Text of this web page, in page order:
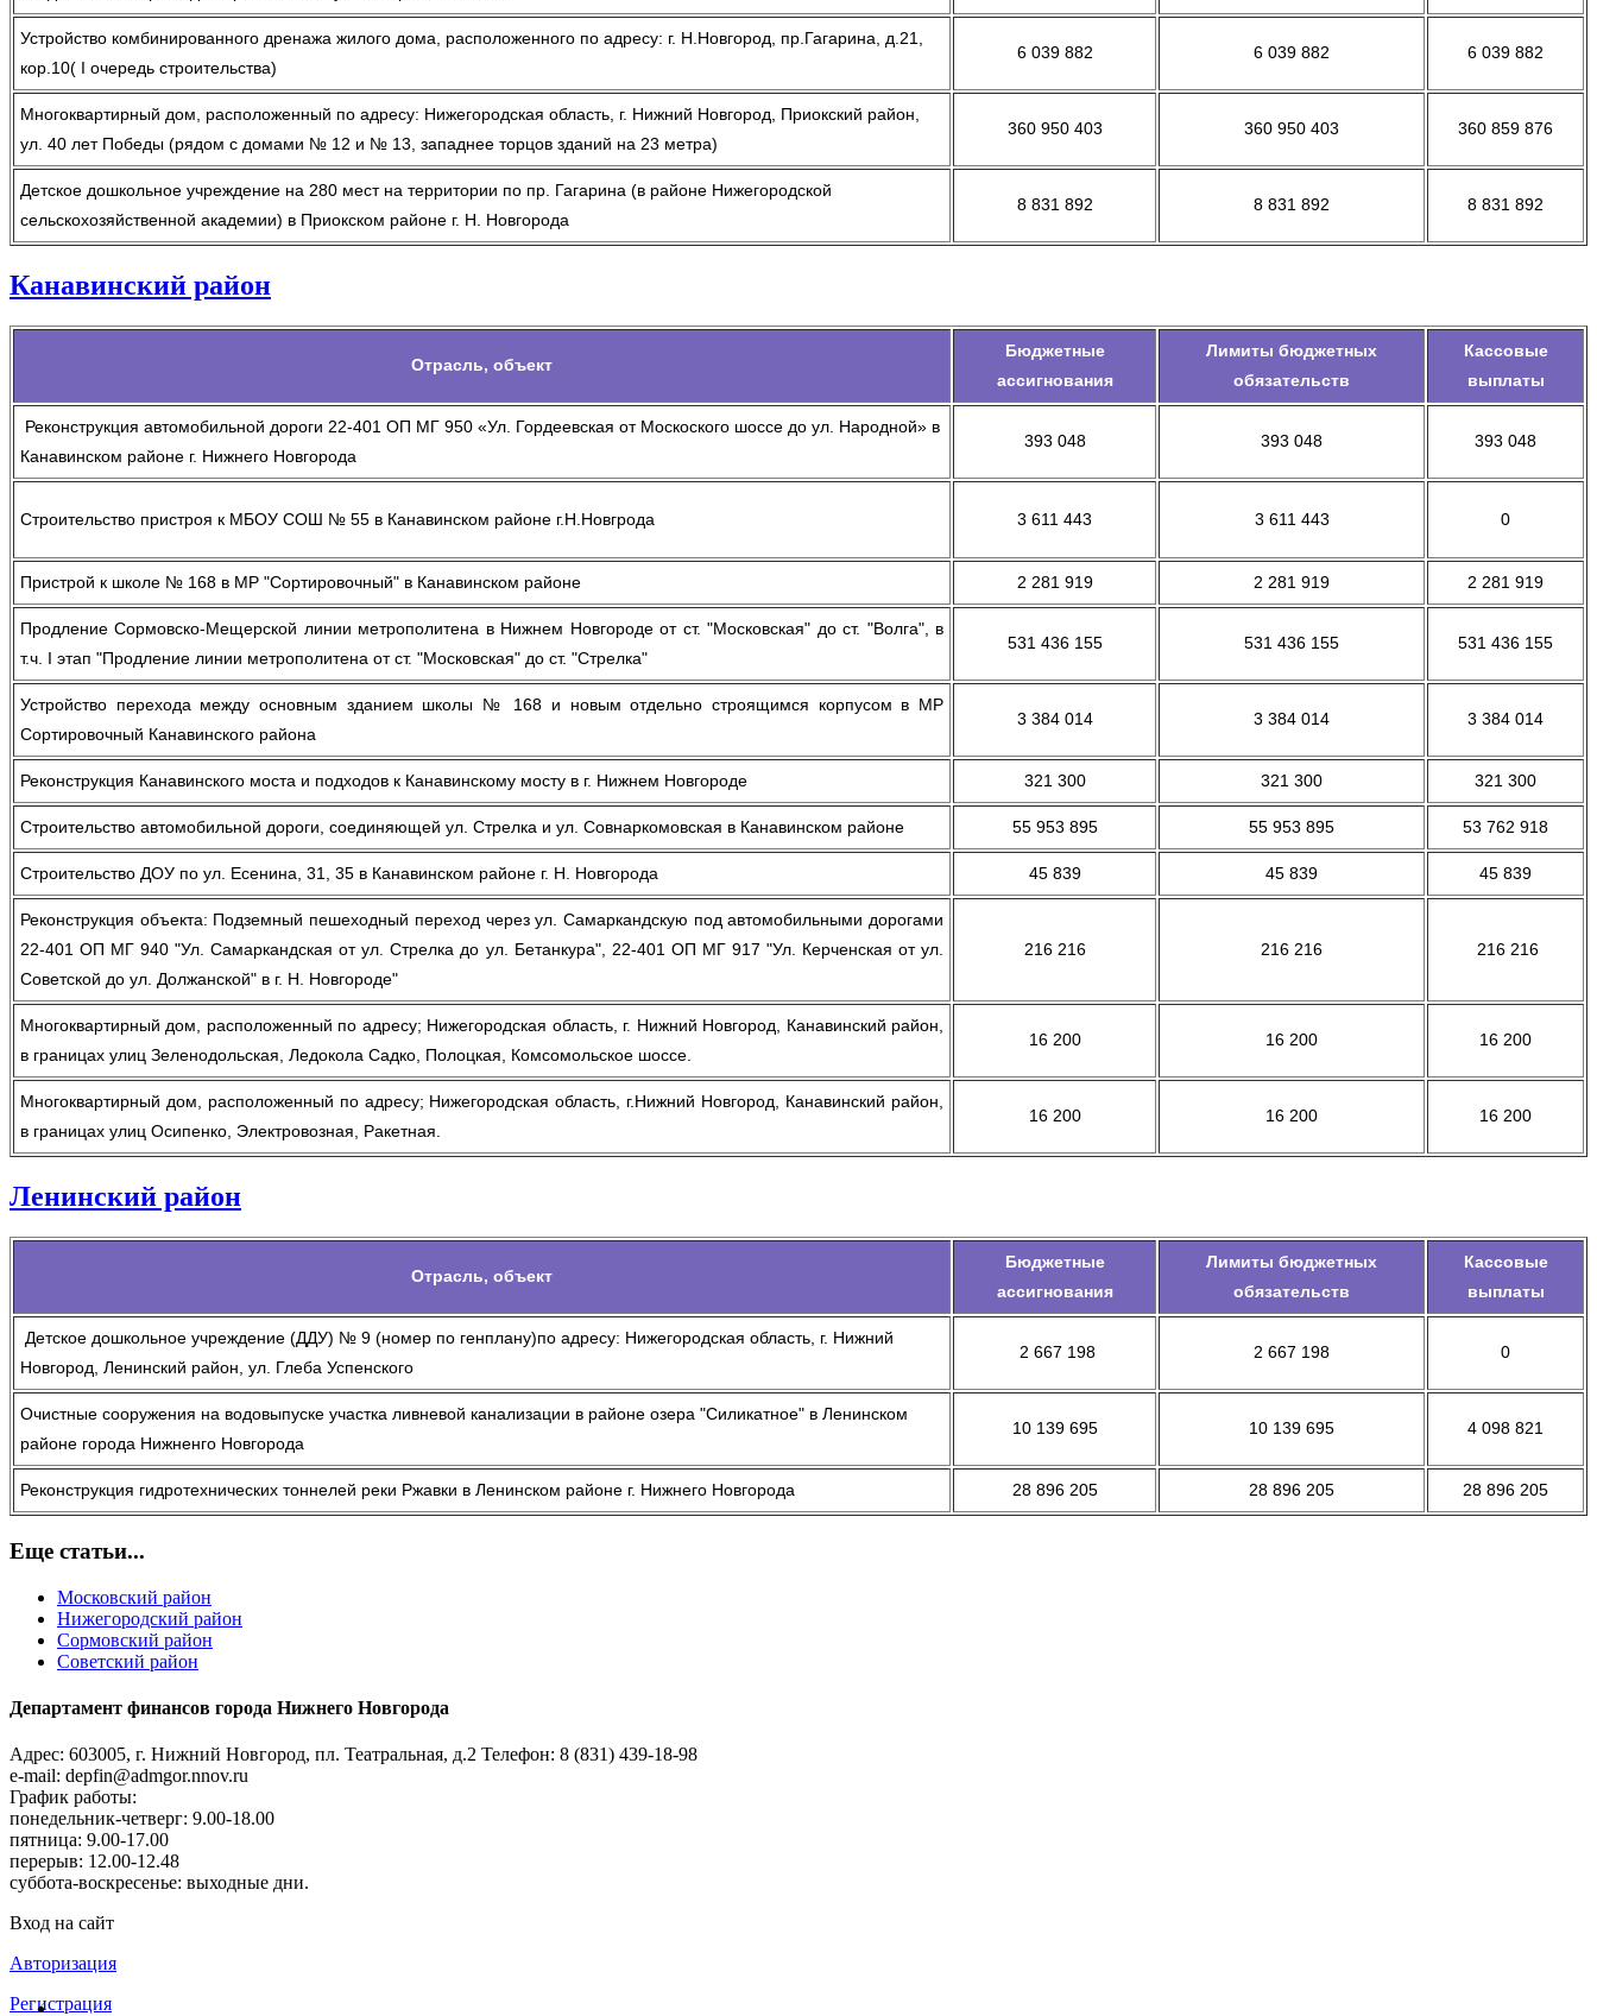
Устройство комбинированного дренажа жилого дома, расположенного по адресу: г. Н.Новгород, пр.Гагарина, д.21,
кор.10( I очередь строительства)
6 039 882 6 039 882 6 039 882
Многоквартирный дом, расположенный по адресу: Нижегородская область, г. Нижний Новгород, Приокский район,
ул. 40 лет Победы (рядом с домами № 12 и № 13, западнее торцов зданий на 23 метра)
360 950 403 360 950 403 360 859 876
Детское дошкольное учреждение на 280 мест на территории по пр. Гагарина (в районе Нижегородской
сельскохозяйственной академии) в Приокском районе г. Н. Новгорода
8 831 892 8 831 892 8 831 892
Канавинский район
Отрасль, объект
Бюджетные
ассигнования
Лимиты бюджетных
обязательств
Кассовые
выплаты
Реконструкция автомобильной дороги 22-401 ОП МГ 950 «Ул. Гордеевская от Москоского шоссе до ул. Народной» в
Канавинском районе г. Нижнего Новгорода
393 048 393 048 393 048
Строительство пристроя к МБОУ СОШ № 55 в Канавинском районе г.Н.Новгрода 3 611 443 3 611 443 0
Пристрой к школе № 168 в МР "Сортировочный" в Канавинском районе 2 281 919 2 281 919 2 281 919
Продление Сормовско-Мещерской линии метрополитена в Нижнем Новгороде от ст. "Московская" до ст. "Волга", в
т.ч. I этап "Продление линии метрополитена от ст. "Московская" до ст. "Стрелка"
531 436 155 531 436 155 531 436 155
Устройство перехода между основным зданием школы № 168 и новым отдельно строящимся корпусом в МР
Сортировочный Канавинского района
3 384 014 3 384 014 3 384 014
Реконструкция Канавинского моста и подходов к Канавинскому мосту в г. Нижнем Новгороде 321 300 321 300 321 300
Строительство автомобильной дороги, соединяющей ул. Стрелка и ул. Совнаркомовская в Канавинском районе 55 953 895 55 953 895 53 762 918
Строительство ДОУ по ул. Есенина, 31, 35 в Канавинском районе г. Н. Новгорода 45 839 45 839 45 839
Реконструкция объекта: Подземный пешеходный переход через ул. Самаркандскую под автомобильными дорогами
22-401 ОП МГ 940 "Ул. Самаркандская от ул. Стрелка до ул. Бетанкура", 22-401 ОП МГ 917 "Ул. Керченская от ул.
Советской до ул. Должанской" в г. Н. Новгороде"
216 216 216 216 216 216
Многоквартирный дом, расположенный по адресу; Нижегородская область, г. Нижний Новгород, Канавинский район,
в границах улиц Зеленодольская, Ледокола Садко, Полоцкая, Комсомольское шоссе.
16 200 16 200 16 200
Многоквартирный дом, расположенный по адресу; Нижегородская область, г.Нижний Новгород, Канавинский район,
в границах улиц Осипенко, Электровозная, Ракетная.
16 200 16 200 16 200
Ленинский район
Отрасль, объект
Бюджетные
ассигнования
Лимиты бюджетных
обязательств
Кассовые
выплаты
Детское дошкольное учреждение (ДДУ) № 9 (номер по генплану)по адресу: Нижегородская область, г. Нижний
Новгород, Ленинский район, ул. Глеба Успенского
2 667 198 2 667 198 0
Очистные сооружения на водовыпуске участка ливневой канализации в районе озера "Силикатное" в Ленинском
районе города Нижненго Новгорода
10 139 695 10 139 695 4 098 821
Реконструкция гидротехнических тоннелей реки Ржавки в Ленинском районе г. Нижнего Новгорода 28 896 205 28 896 205 28 896 205
Еще статьи...
Московский район
Нижегородский район
Сормовский район
Советский район
Департамент финансов города Нижнего Новгорода
Адрес: 603005, г. Нижний Новгород, пл. Театральная, д.2 Телефон: 8 (831) 439-18-98
e-mail: depfin@admgor.nnov.ru
График работы:
понедельник-четверг: 9.00-18.00
пятница: 9.00-17.00
перерыв: 12.00-12.48
суббота-воскресенье: выходные дни.
Вход на сайт
Авторизация
Регистрация